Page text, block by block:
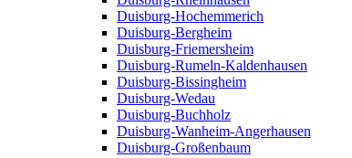
Duisburg-Hochemmerich
Duisburg-Bergheim
Duisburg-Friemersheim
Duisburg-Rumeln-Kaldenhausen
Duisburg-Bissingheim
Duisburg-Wedau
Duisburg-Buchholz
Duisburg-Wanheim-Angerhausen
Duisburg-Großenbaum